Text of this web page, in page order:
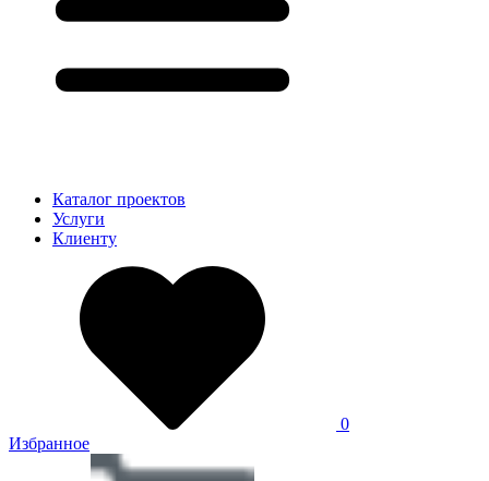
Каталог проектов
Услуги
Клиенту
0
Избранное